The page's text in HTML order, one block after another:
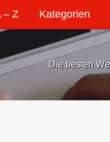
– Z Kategorien
Die besten